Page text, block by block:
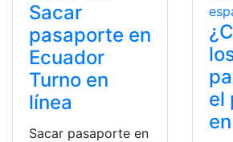
Sacar
pasaporte en
Ecuador
Turno en
línea
Sacar pasaporte en
el